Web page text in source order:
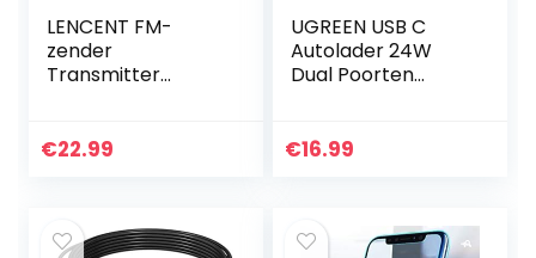
LENCENT FM-
zender
Transmitter
Diepe
dubbele…
€22.99
UGREEN USB C
Autolader 24W
Dual Poorten
Ondersteunt PD
€16.99